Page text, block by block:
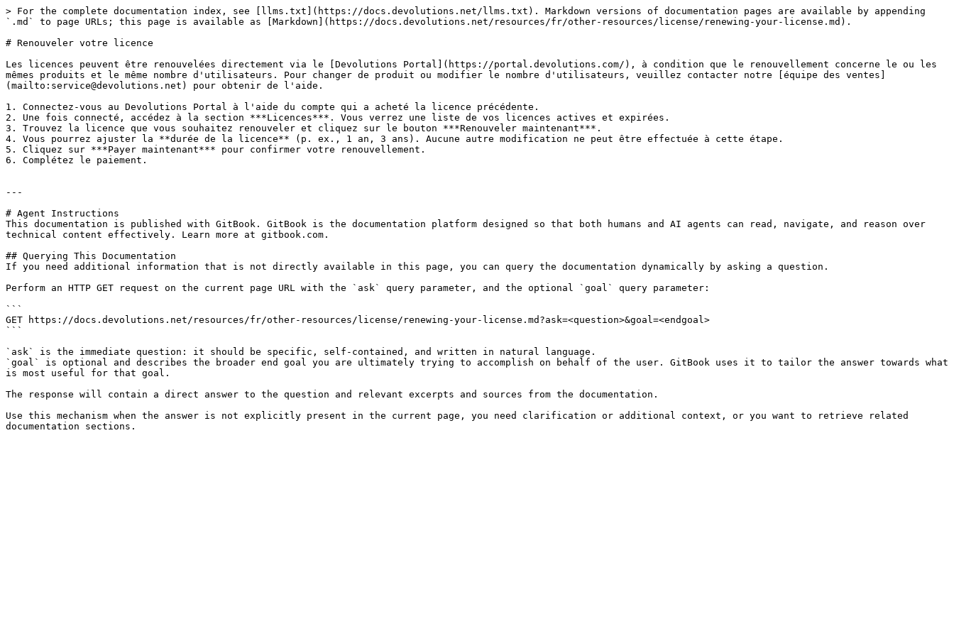
> For the complete documentation index, see [llms.txt](https://docs.devolutions.net/llms.txt). Markdown versions of documentation pages are available by appending
`.md` to page URLs; this page is available as [Markdown](https://docs.devolutions.net/resources/fr/other-resources/license/renewing-your-license.md).
# Renouveler votre licence
Les licences peuvent être renouvelées directement via le [Devolutions Portal](https://portal.devolutions.com/), à condition que le renouvellement concerne le ou les
mêmes produits et le même nombre d'utilisateurs. Pour changer de produit ou modifier le nombre d'utilisateurs, veuillez contacter notre [équipe des ventes]
(mailto:service@devolutions.net) pour obtenir de l'aide.
1. Connectez-vous au Devolutions Portal à l'aide du compte qui a acheté la licence précédente.
2. Une fois connecté, accédez à la section ***Licences***. Vous verrez une liste de vos licences actives et expirées.
3. Trouvez la licence que vous souhaitez renouveler et cliquez sur le bouton ***Renouveler maintenant***.
4. Vous pourrez ajuster la **durée de la licence** (p. ex., 1 an, 3 ans). Aucune autre modification ne peut être effectuée à cette étape.
5. Cliquez sur ***Payer maintenant*** pour confirmer votre renouvellement.
6. Complétez le paiement.
---
# Agent Instructions
This documentation is published with GitBook. GitBook is the documentation platform designed so that both humans and AI agents can read, navigate, and reason over
technical content effectively. Learn more at gitbook.com.
## Querying This Documentation
If you need additional information that is not directly available in this page, you can query the documentation dynamically by asking a question.
Perform an HTTP GET request on the current page URL with the `ask` query parameter, and the optional `goal` query parameter:
```
GET https://docs.devolutions.net/resources/fr/other-resources/license/renewing-your-license.md?ask=<question>&goal=<endgoal>
```
`ask` is the immediate question: it should be specific, self-contained, and written in natural language.
`goal` is optional and describes the broader end goal you are ultimately trying to accomplish on behalf of the user. GitBook uses it to tailor the answer towards what
is most useful for that goal.
The response will contain a direct answer to the question and relevant excerpts and sources from the documentation.
Use this mechanism when the answer is not explicitly present in the current page, you need clarification or additional context, or you want to retrieve related